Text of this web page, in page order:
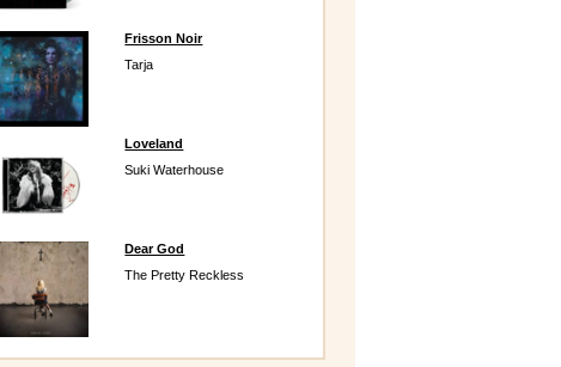
Frisson Noir
Tarja
Loveland
Suki Waterhouse
Dear God
The Pretty Reckless